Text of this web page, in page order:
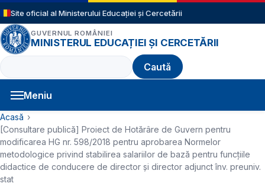
Sari la conținutul principal
Site oficial al Ministerului Educației și Cercetării
GUVERNUL ROMÂNIEI
MINISTERUL EDUCAȚIEI ȘI CERCETĂRII
Caută
Meniu
Navigație principală
Cale de navigare
Acasă
[Consultare publică] Proiect de Hotărâre de Guvern pentru
modificarea HG nr. 598/2018 pentru aprobarea Normelor
metodologice privind stabilirea salariilor de bază pentru funcțiile
didactice de conducere de director și director adjunct înv. preuniv.
stat